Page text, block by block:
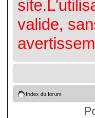
valide,
Index du forum